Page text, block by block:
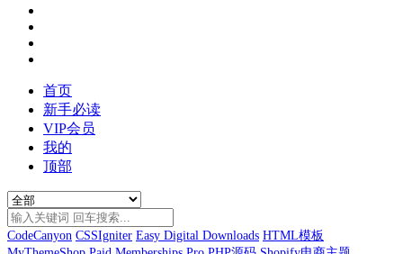
首页
新手必读
VIP会员
我的
顶部
CodeCanyon CSSIgniter Easy Digital Downloads HTML模板